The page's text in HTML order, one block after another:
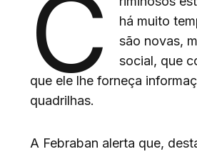
C
há muito
são novas,
social, que
que ele lhe forneça
quadrilhas.
A Febraban alerta que,